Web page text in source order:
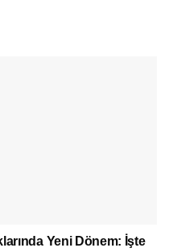
Yeni Dönem: İşte